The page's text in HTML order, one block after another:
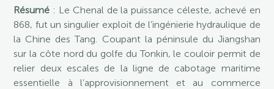
Résumé : Le Chenal de la puissance céleste, achevé en
868, fut un singulier exploit de l’ingénierie hydraulique de
la Chine des Tang. Coupant la péninsule du Jiangshan
sur la côte nord du golfe du Tonkin, le couloir permit de
relier deux escales de la ligne de cabotage maritime
essentielle à l’approvisionnement et au commerce